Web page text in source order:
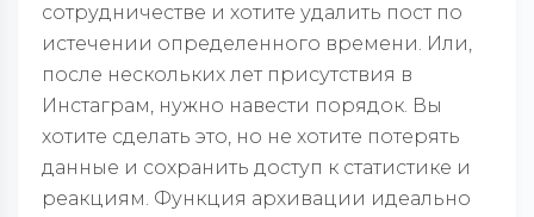
сотрудничестве и хотите удалить пост по
истечении определенного времени. Или,
после нескольких лет присутствия в
Инстаграм, нужно навести порядок. Вы
хотите сделать это, но не хотите потерять
данные и сохранить доступ к статистике и
реакциям. Функция архивации идеально